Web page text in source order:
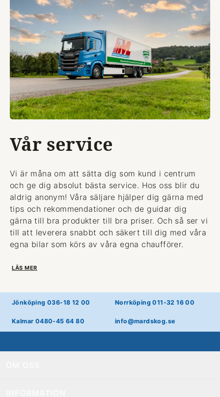
Vår service
Vi är måna om att sätta dig som kund i centrum
och ge dig absolut bästa service. Hos oss blir du
aldrig anonym! Våra säljare hjälper dig gärna med
tips och rekommendationer och de guidar dig
gärna till bra produkter till bra priser. Och så ser vi
till att leverera snabbt och säkert till dig med våra
egna bilar som körs av våra egna chaufförer.
LÄS MER
Jönköping 036-18 12 00 Norrköping 011-32 16 00
Kalmar 0480-45 64 80 info@mardskog.se